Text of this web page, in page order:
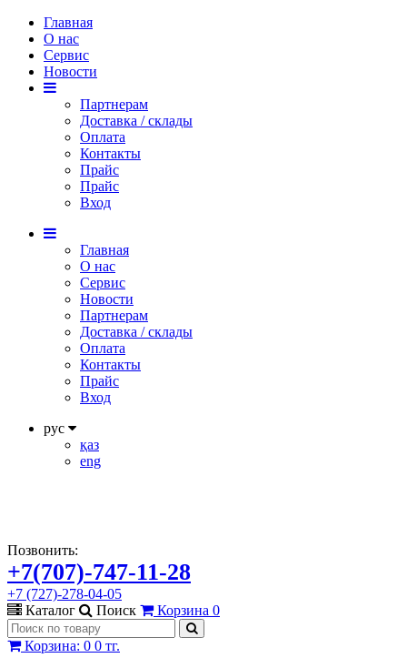
Главная
О нас
Сервис
Новости
Партнерам
Доставка / склады
Оплата
Контакты
Прайс
Прaйс
Вход
Главная
О нас
Сервис
Новости
Партнерам
Доставка / склады
Оплата
Контакты
Прайс
Вход
рус
қаз
eng
Позвонить:
+7(707)-747-11-28
+7 (727)-278-04-05
Каталог
Поиск Корзина 0
Корзина: 0 0 тг.